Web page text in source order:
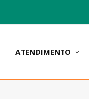
ATENDIMENTO